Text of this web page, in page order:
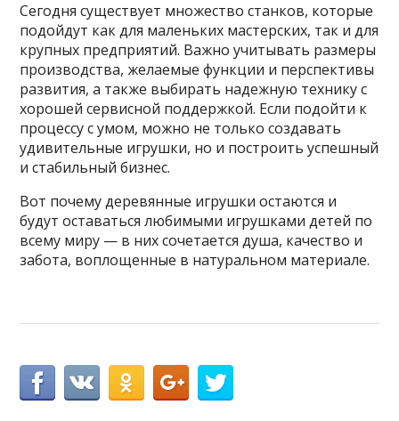
Сегодня существует множество станков, которые
подойдут как для маленьких мастерских, так и для
крупных предприятий. Важно учитывать размеры
производства, желаемые функции и перспективы
развития, а также выбирать надежную технику с
хорошей сервисной поддержкой. Если подойти к
процессу с умом, можно не только создавать
удивительные игрушки, но и построить успешный
и стабильный бизнес.
Вот почему деревянные игрушки остаются и
будут оставаться любимыми игрушками детей по
всему миру — в них сочетается душа, качество и
забота, воплощенные в натуральном материале.